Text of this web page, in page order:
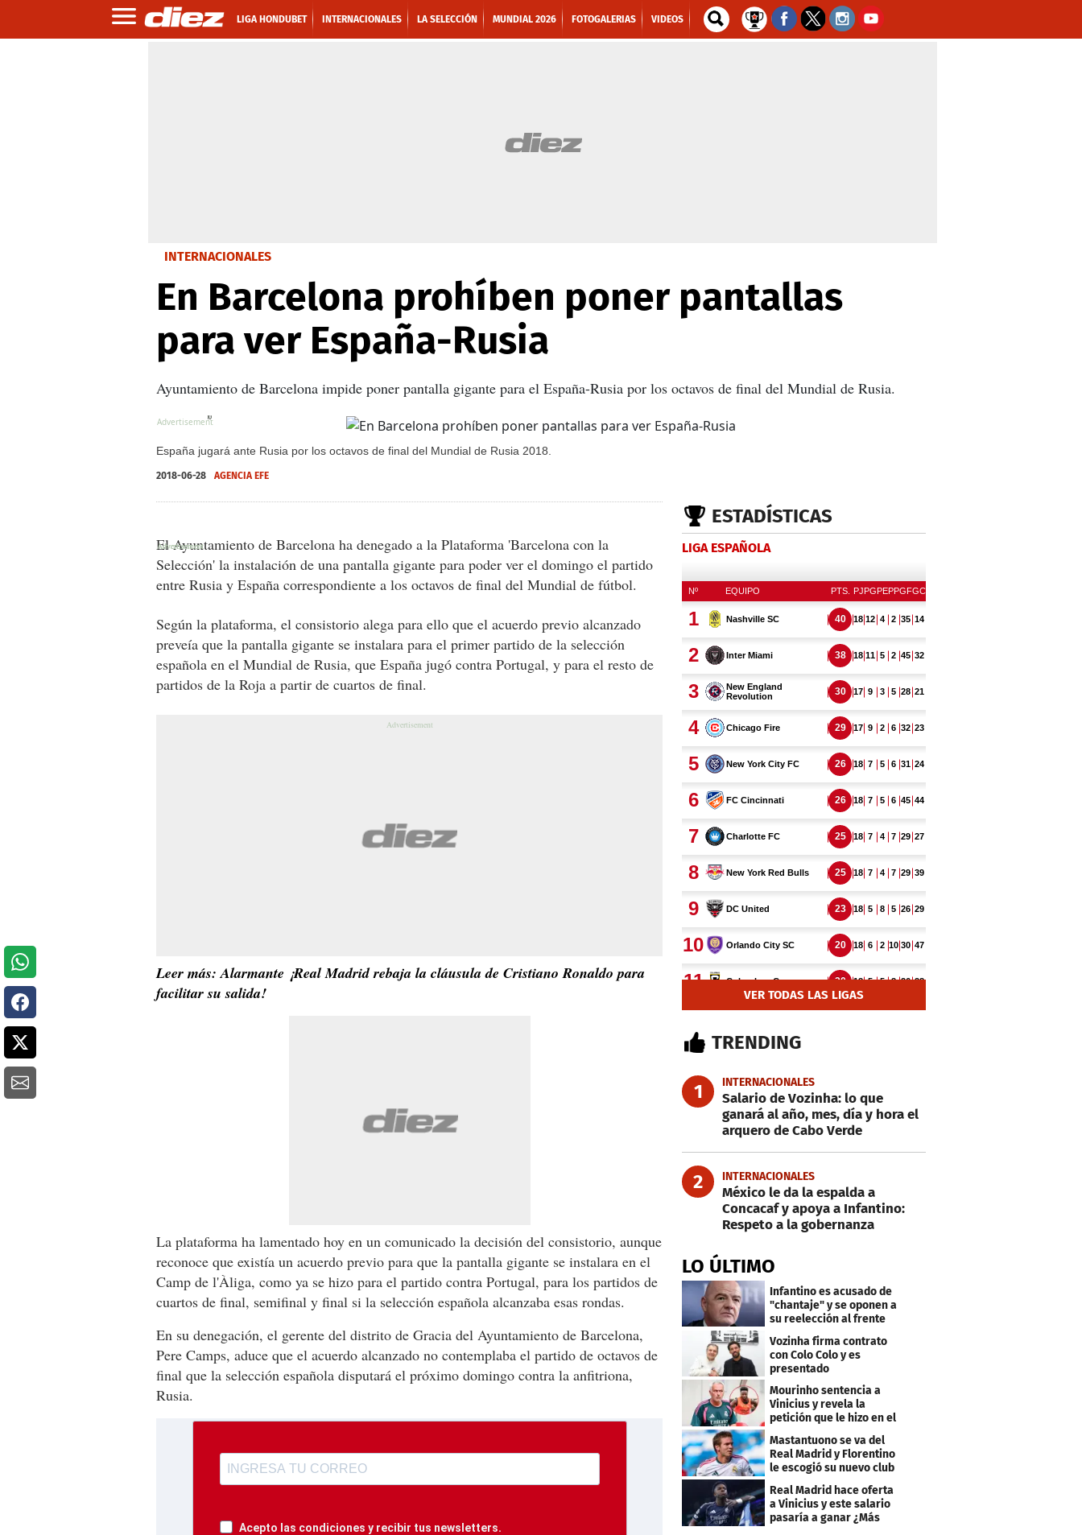
LIGA HONDUBET INTERNACIONALES LA SELECCIÓN MUNDIAL 2026 FOTOGALERIAS VIDEOS
INTERNACIONALES
En Barcelona prohíben poner pantallas
para ver España-Rusia
Ayuntamiento de Barcelona impide poner pantalla gigante para el España-Rusia por los octavos de final del Mundial de Rusia.
España jugará ante Rusia por los octavos de final del Mundial de Rusia 2018.
X
X
X
X
2018-06-28 AGENCIA EFE
El Ayuntamiento de Barcelona ha denegado a la Plataforma 'Barcelona con la
Selección' la instalación de una pantalla gigante para poder ver el domingo el partido
entre Rusia y España correspondiente a los octavos de final del Mundial de fútbol.
Según la plataforma, el consistorio alega para ello que el acuerdo previo alcanzado
preveía que la pantalla gigante se instalara para el primer partido de la selección
española en el Mundial de Rusia, que España jugó contra Portugal, y para el resto de
partidos de la Roja a partir de cuartos de final.
Leer más: Alarmante ¡Real Madrid rebaja la cláusula de Cristiano Ronaldo para
facilitar su salida!
La plataforma ha lamentado hoy en un comunicado la decisión del consistorio, aunque
reconoce que existía un acuerdo previo para que la pantalla gigante se instalara en el
Camp de l'Àliga, como ya se hizo para el partido contra Portugal, para los partidos de
cuartos de final, semifinal y final si la selección española alcanzaba esas rondas.
En su denegación, el gerente del distrito de Gracia del Ayuntamiento de Barcelona,
Pere Camps, aduce que el acuerdo alcanzado no contemplaba el partido de octavos de
final que la selección española disputará el próximo domingo contra la anfitriona,
Rusia.
Acepto las condiciones y recibir tus newsletters.
ESTADÍSTICAS
LIGA ESPAÑOLA
VER TODAS LAS LIGAS
TRENDING
1 INTERNACIONALES
Salario de Vozinha: lo que
ganará al año, mes, día y hora el
arquero de Cabo Verde
2 INTERNACIONALES
México le da la espalda a
Concacaf y apoya a Infantino:
Respeto a la gobernanza
LO ÚLTIMO
Infantino es acusado de
"chantaje" y se oponen a
su reelección al frente
de la FIFA
Vozinha firma contrato
con Colo Colo y es
presentado
oficialmente: su salario
Mourinho sentencia a
Vinicius y revela la
petición que le hizo en el
Mastantuono se va del
Real Madrid y Florentino
le escogió su nuevo club
Real Madrid hace oferta
a Vinicius y este salario
pasaría a ganar ¿Más